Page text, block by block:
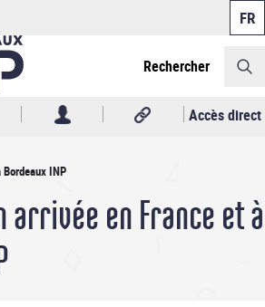
Rechercher
Accès direct
Bordeaux INP
arrivée en France et à